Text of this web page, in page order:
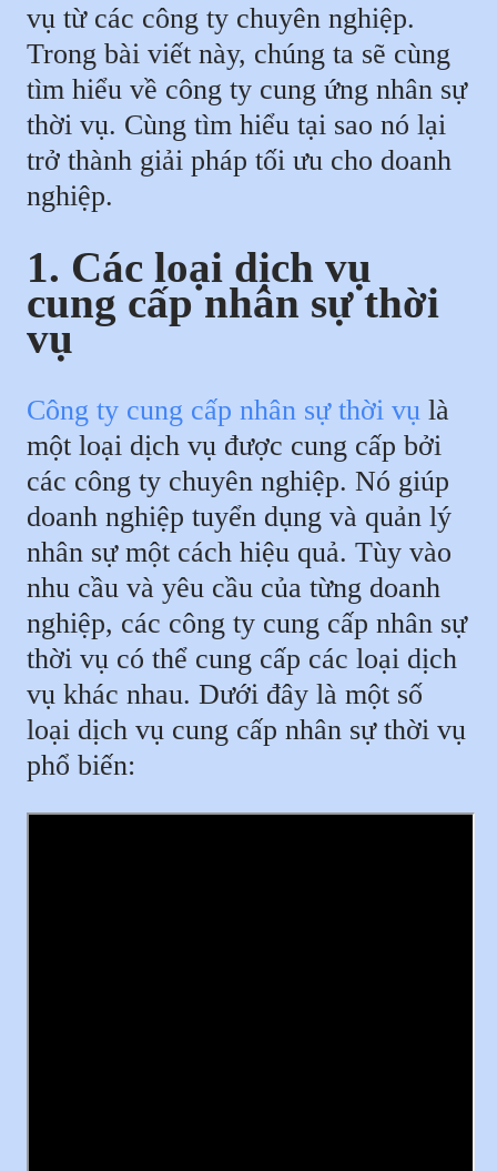
vụ từ các công ty chuyên nghiệp.
Trong bài viết này, chúng ta sẽ cùng
tìm hiểu về công ty cung ứng nhân sự
thời vụ. Cùng tìm hiểu tại sao nó lại
trở thành giải pháp tối ưu cho doanh
nghiệp.
1. Các loại dịch vụ
cung cấp nhân sự thời
vụ
Công ty cung cấp nhân sự thời vụ là
một loại dịch vụ được cung cấp bởi
các công ty chuyên nghiệp. Nó giúp
doanh nghiệp tuyển dụng và quản lý
nhân sự một cách hiệu quả. Tùy vào
nhu cầu và yêu cầu của từng doanh
nghiệp, các công ty cung cấp nhân sự
thời vụ có thể cung cấp các loại dịch
vụ khác nhau. Dưới đây là một số
loại dịch vụ cung cấp nhân sự thời vụ
phổ biến: